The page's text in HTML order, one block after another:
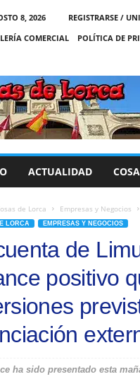
8, 2026
REGISTRARSE /
COMERCIAL
POLÍTICA DE
ACTUALIDAD
de Lorca Empresas y Negocios
LORCA EMPRESAS Y NEGOCIOS
de
positivo
ha sido presentado esta